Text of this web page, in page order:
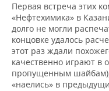
Первая встреча этих
«Нефтехимика» в
долго не могли
концовке удалось
этот раз ждали
качественно играют в
пропущенным
«наелись» в